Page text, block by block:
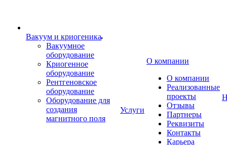
Вакуум и криогеника
Вакуумное
оборудование
Криогенное
оборудование
Рентгеновское
оборудование
Оборудование для
создания
магнитного поля
Услуги
О компании
О компании
Реализованные
проекты
Отзывы
Партнеры
Реквизиты
Контакты
Карьера